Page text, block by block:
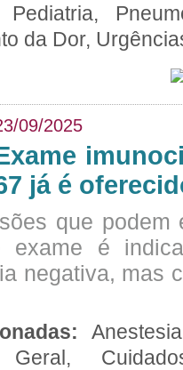
da Dor,
09/2025
já é
que
é
negativa, mas
Geral,